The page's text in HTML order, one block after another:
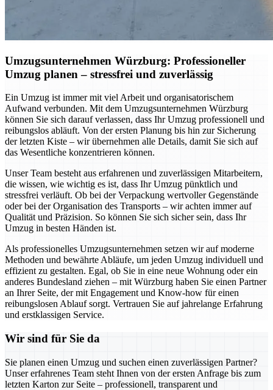
Umzugsunternehmen Würzburg: Professioneller
Umzug planen – stressfrei und zuverlässig
Ein Umzug ist immer mit viel Arbeit und organisatorischem
Aufwand verbunden. Mit dem Umzugsunternehmen Würzburg
können Sie sich darauf verlassen, dass Ihr Umzug professionell und
reibungslos abläuft. Von der ersten Planung bis hin zur Sicherung
der letzten Kiste – wir übernehmen alle Details, damit Sie sich auf
das Wesentliche konzentrieren können.
Unser Team besteht aus erfahrenen und zuverlässigen Mitarbeitern,
die wissen, wie wichtig es ist, dass Ihr Umzug pünktlich und
stressfrei verläuft. Ob bei der Verpackung wertvoller Gegenstände
oder bei der Organisation des Transports – wir achten immer auf
Qualität und Präzision. So können Sie sich sicher sein, dass Ihr
Umzug in besten Händen ist.
Als professionelles Umzugsunternehmen setzen wir auf moderne
Methoden und bewährte Abläufe, um jeden Umzug individuell und
effizient zu gestalten. Egal, ob Sie in eine neue Wohnung oder ein
anderes Bundesland ziehen – mit Würzburg haben Sie einen Partner
an Ihrer Seite, der mit Engagement und Know-how für einen
reibungslosen Ablauf sorgt. Vertrauen Sie auf jahrelange Erfahrung
und erstklassigen Service.
Wir sind für Sie da
Sie planen einen Umzug und suchen einen zuverlässigen Partner?
Unser erfahrenes Team steht Ihnen von der ersten Anfrage bis zum
letzten Karton zur Seite – professionell, transparent und